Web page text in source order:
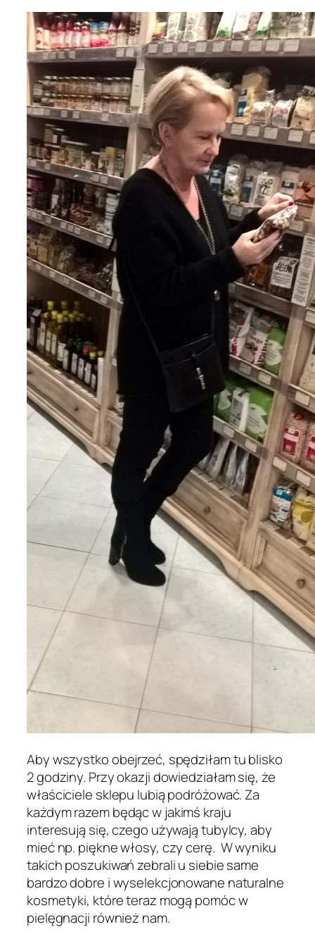
Aby wszystko obejrzeć, spędziłam tu blisko
2 godziny. Przy okazji dowiedziałam się, że
właściciele sklepu lubią podróżować. Za
każdym razem będąc w jakimś kraju
interesują się, czego używają tubylcy, aby
mieć np. piękne włosy, czy cerę. W wyniku
takich poszukiwań zebrali u siebie same
bardzo dobre i wyselekcjonowane naturalne
kosmetyki, które teraz mogą pomóc w
pielęgnacji również nam.